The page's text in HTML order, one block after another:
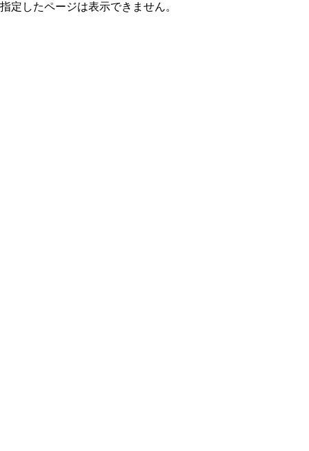
指定したページは表示できません。